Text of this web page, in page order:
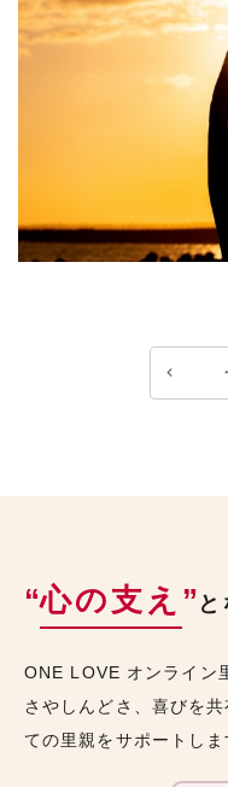
“心の支え ”
ONE LOVE オンライン
さやしんどさ、喜びを
ての里親をサポートしま